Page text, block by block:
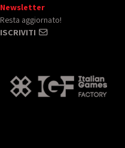
Newsletter
Resta aggiornato!
ISCRIVITI